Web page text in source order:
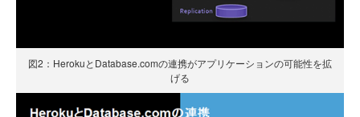
図2：HerokuとDatabase.comの連携がアプリケーションの可能性を拡
げる